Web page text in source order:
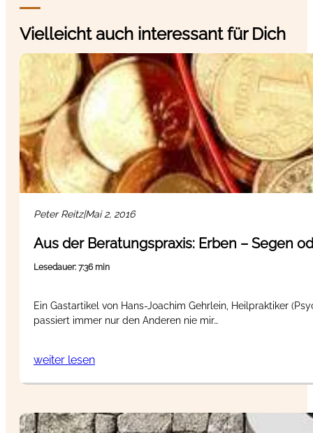
Vielleicht auch interessant für Dich
Peter Reitz|Mai 2, 2016
Aus der Beratungspraxis: Erben – Segen
Lesedauer: 7:36 min
Ein Gastartikel von Hans-Joachim Gehrlein, Heilpraktiker
passiert immer nur den Anderen nie mir…
weiter lesen